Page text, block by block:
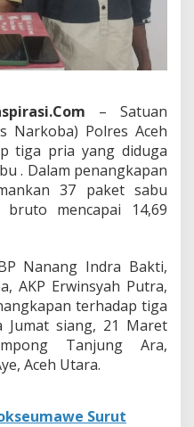
– Satuan
Narkoba) Polres Aceh
tiga pria yang diduga
. Dalam penangkapan
37 paket sabu
mencapai 14,69
Nanang Indra Bakti,
AKP Erwinsyah Putra,
terhadap tiga
Jumat siang, 21 Maret
Tanjung Ara,
Aceh Utara.
Surut